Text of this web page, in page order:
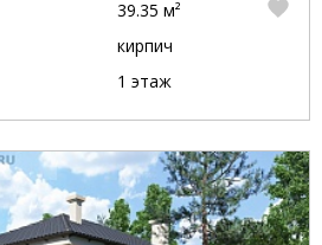
39.35 м²
кирпич
1 этаж